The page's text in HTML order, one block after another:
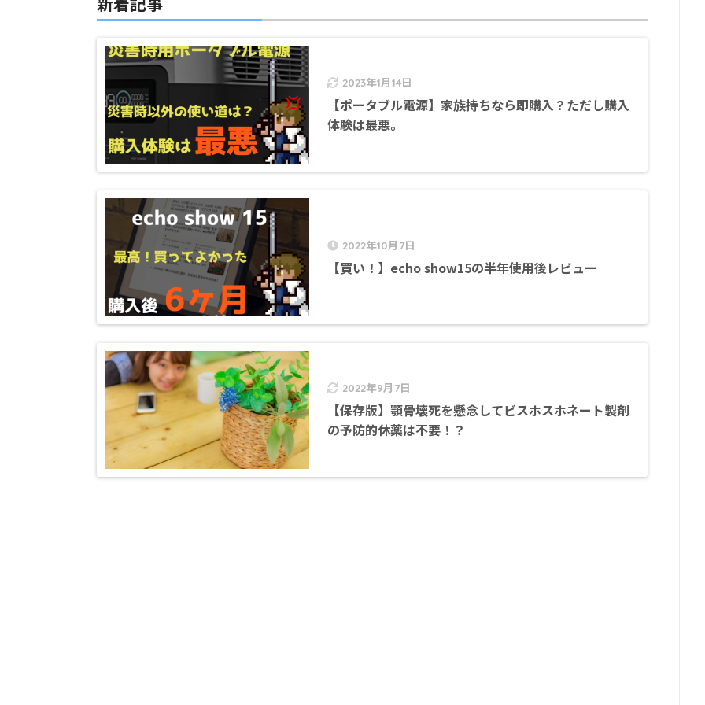
2023年1月14日
【ポータブル電源】家族持ちなら即購入？ただし購入
体験は最悪。
2022年10月7日
【買い！】echo show15の半年使用後レビュー
2022年9月7日
【保存版】顎骨壊死を懸念してビスホスホネート製剤
の予防的休薬は不要！？